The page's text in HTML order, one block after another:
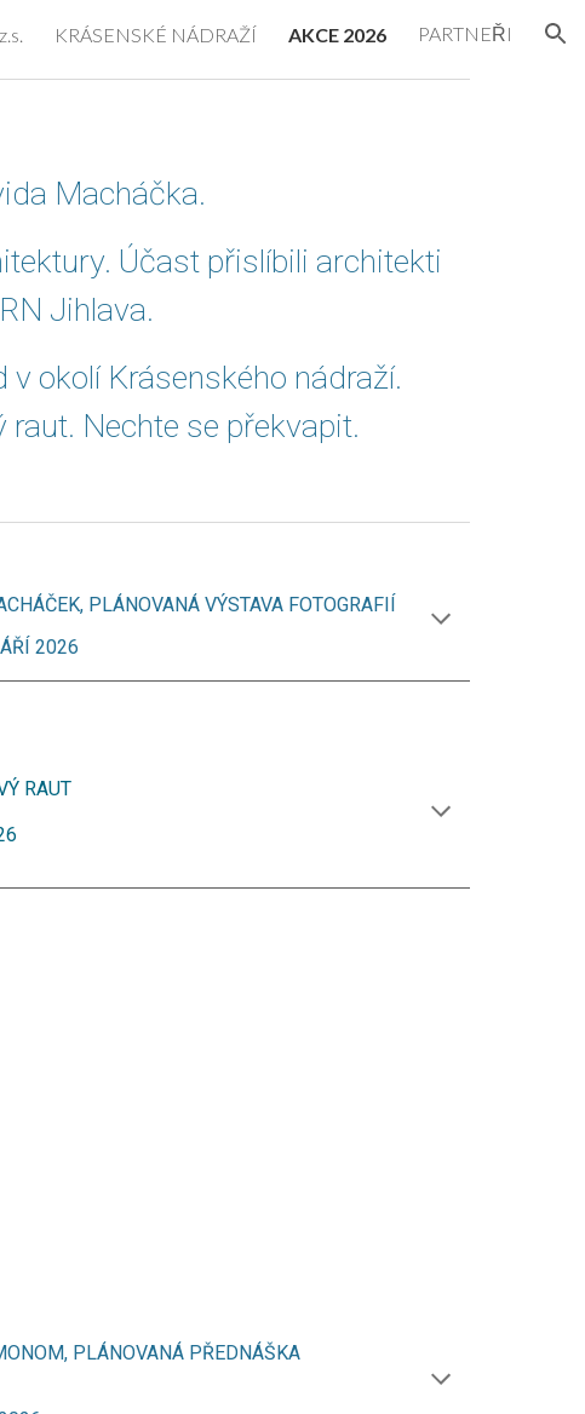
KRÁSENSKÉ NÁDRAŽÍ AKCE 2026 PARTNEŘI
Macháčka.
Účast přislíbili architekti
Jihlava.
okolí Krásenského nádraží.
Nechte se překvapit.
PLÁNOVANÁ VÝSTAVA FOTOGRAFIÍ
2026
RAUT
PLÁNOVANÁ PŘEDNÁŠKA